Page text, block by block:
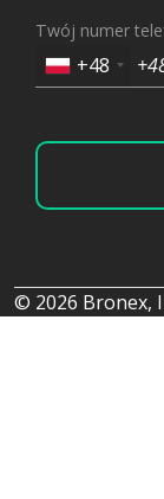
Twój numer
+48
© 2026 Bronex,